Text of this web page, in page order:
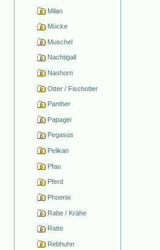
Milan
Mücke
Muschel
Nachtigall
Nashorn
Otter / Fischotter
Panther
Papagei
Pegasus
Pelikan
Pfau
Pferd
Phoenix
Rabe / Krähe
Ratte
Rebhuhn